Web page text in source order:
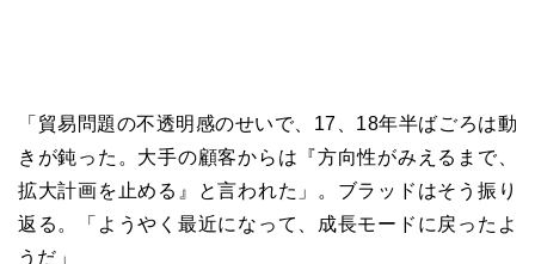
「貿易問題の不透明感のせいで、17、18年半ばごろは動
きが鈍った。大手の顧客からは『方向性がみえるまで、
拡大計画を止める』と言われた」。ブラッドはそう振り
返る。「ようやく最近になって、成長モードに戻ったよ
うだ」